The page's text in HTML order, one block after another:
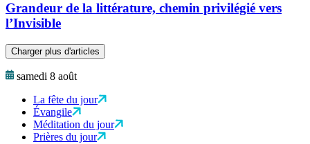
Grandeur de la littérature, chemin privilégié vers
l’Invisible
Charger plus d'articles
samedi 8 août
La fête du jour
Évangile
Méditation du jour
Prières du jour